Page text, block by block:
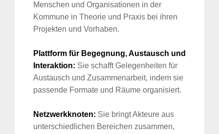
Menschen und Organisationen in der
Kommune in Theorie und Praxis bei ihren
Projekten und Vorhaben.
Plattform für Begegnung, Austausch und
Interaktion: Sie schafft Gelegenheiten für
Austausch und Zusammenarbeit, indem sie
passende Formate und Räume organisiert.
Netzwerkknoten: Sie bringt Akteure aus
unterschiedlichen Bereichen zusammen,